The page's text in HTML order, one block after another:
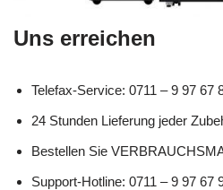
Uns erreichen
Telefax-Service: 0711 – 9 97 67
24 Stunden Lieferung jeder
Bestellen Sie
Support-Hotline: 0711 – 9 97 67